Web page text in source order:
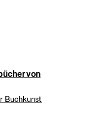
von
Buchkunst